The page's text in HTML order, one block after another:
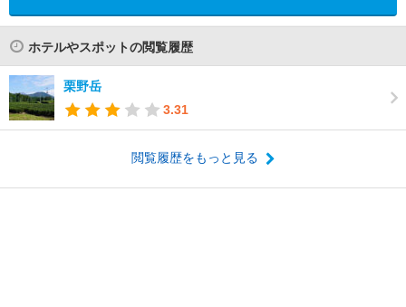
ホテルやスポットの閲覧履歴
栗野岳
3.31
閲覧履歴をもっと見る